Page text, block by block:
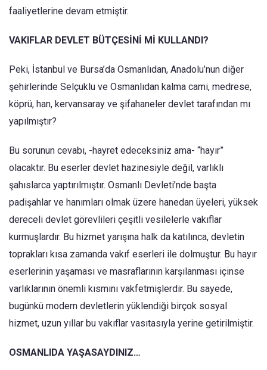
faaliyetlerine devam etmiştir.
VAKIFLAR DEVLET BÜTÇESİNİ Mİ KULLANDI?
Peki, İstanbul ve Bursa’da Osmanlıdan, Anadolu’nun diğer
şehirlerinde Selçuklu ve Osmanlıdan kalma cami, medrese,
köprü, han, kervansaray ve şifahaneler devlet tarafından mı
yapılmıştır?
Bu sorunun cevabı, -hayret edeceksiniz ama- “hayır”
olacaktır. Bu eserler devlet hazinesiyle değil, varlıklı
şahıslarca yaptırılmıştır. Osmanlı Devleti’nde başta
padişahlar ve hanımları olmak üzere hanedan üyeleri, yüksek
dereceli devlet görevlileri çeşitli vesilelerle vakıflar
kurmuşlardır. Bu hizmet yarışına halk da katılınca, devletin
toprakları kısa zamanda vakıf eserleri ile dolmuştur. Bu hayır
eserlerinin yaşaması ve masraflarının karşılanması içinse
varlıklarının önemli kısmını vakfetmişlerdir. Bu sayede,
bugünkü modern devletlerin yüklendiği birçok sosyal
hizmet, uzun yıllar bu vakıflar vasıtasıyla yerine getirilmiştir.
OSMANLIDA YAŞASAYDINIZ…